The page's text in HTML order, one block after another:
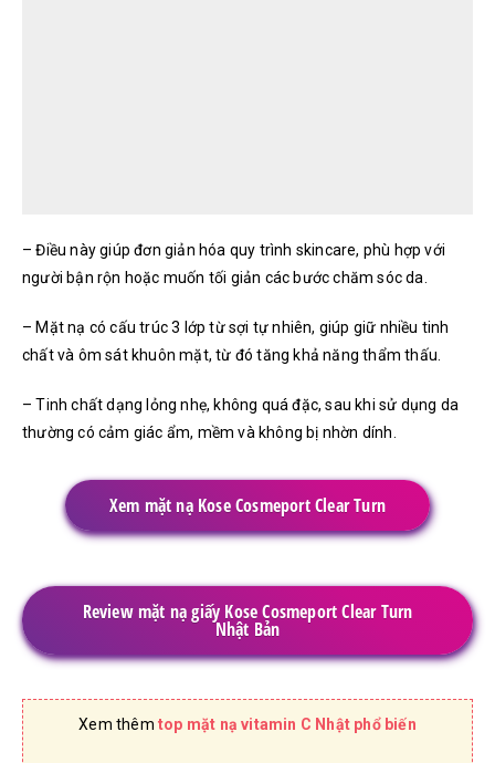
– Điều này giúp đơn giản hóa quy trình skincare, phù hợp với
người bận rộn hoặc muốn tối giản các bước chăm sóc da.
– Mặt nạ có cấu trúc 3 lớp từ sợi tự nhiên, giúp giữ nhiều tinh
chất và ôm sát khuôn mặt, từ đó tăng khả năng thẩm thấu.
– Tinh chất dạng lỏng nhẹ, không quá đặc, sau khi sử dụng da
thường có cảm giác ẩm, mềm và không bị nhờn dính.
Xem mặt nạ Kose Cosmeport Clear Turn
Review mặt nạ giấy Kose Cosmeport Clear Turn
Nhật Bản
Xem thêm top mặt nạ vitamin C Nhật phổ biến